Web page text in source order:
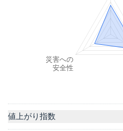
値上がり指数